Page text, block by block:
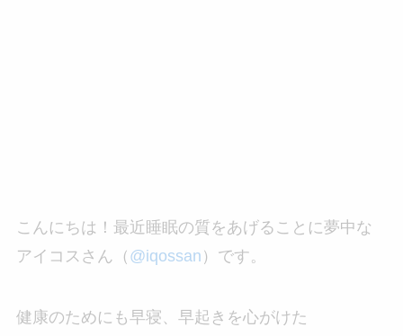
こんにちは！最近睡眠の質をあげることに夢中な
アイコスさん（ @iqossan ）です。
健康のためにも早寝、早起きを心がけた